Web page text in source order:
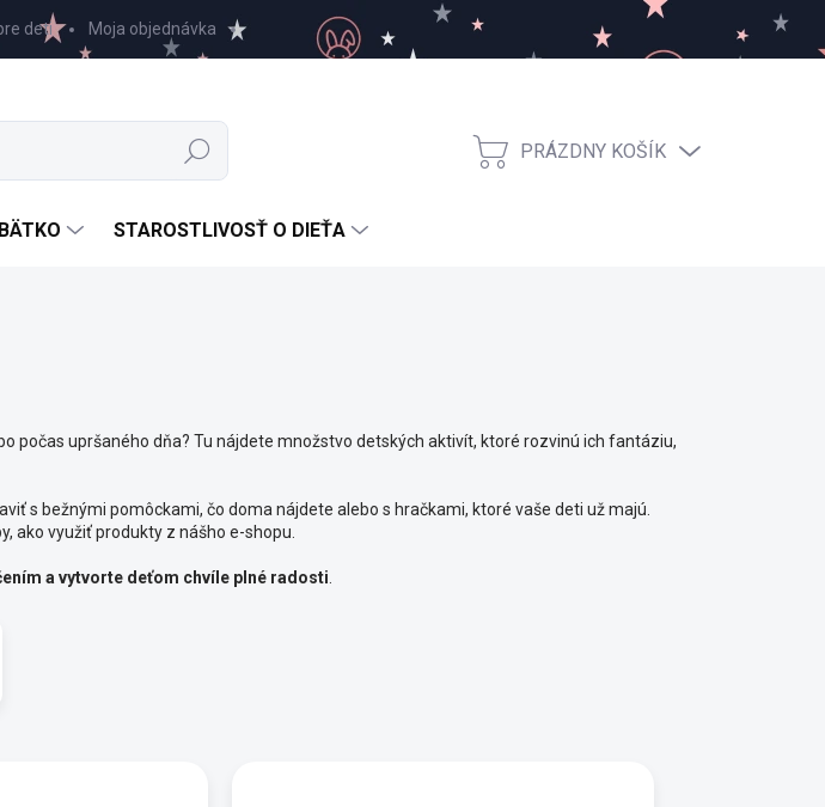
deti Moja objednávka
Hľadať
NÁKUPNÝ
PRÁZDNY KOŠÍK
STAROSTLIVOSŤ O DIEŤA
počas upršaného dňa? Tu nájdete množstvo detských aktivít, ktoré rozvinú ich fantáziu,
s bežnými pomôckami, čo doma nájdete alebo s hračkami, ktoré vaše deti už majú.
ako využiť produkty z nášho e-shopu.
a vytvorte deťom chvíle plné radosti